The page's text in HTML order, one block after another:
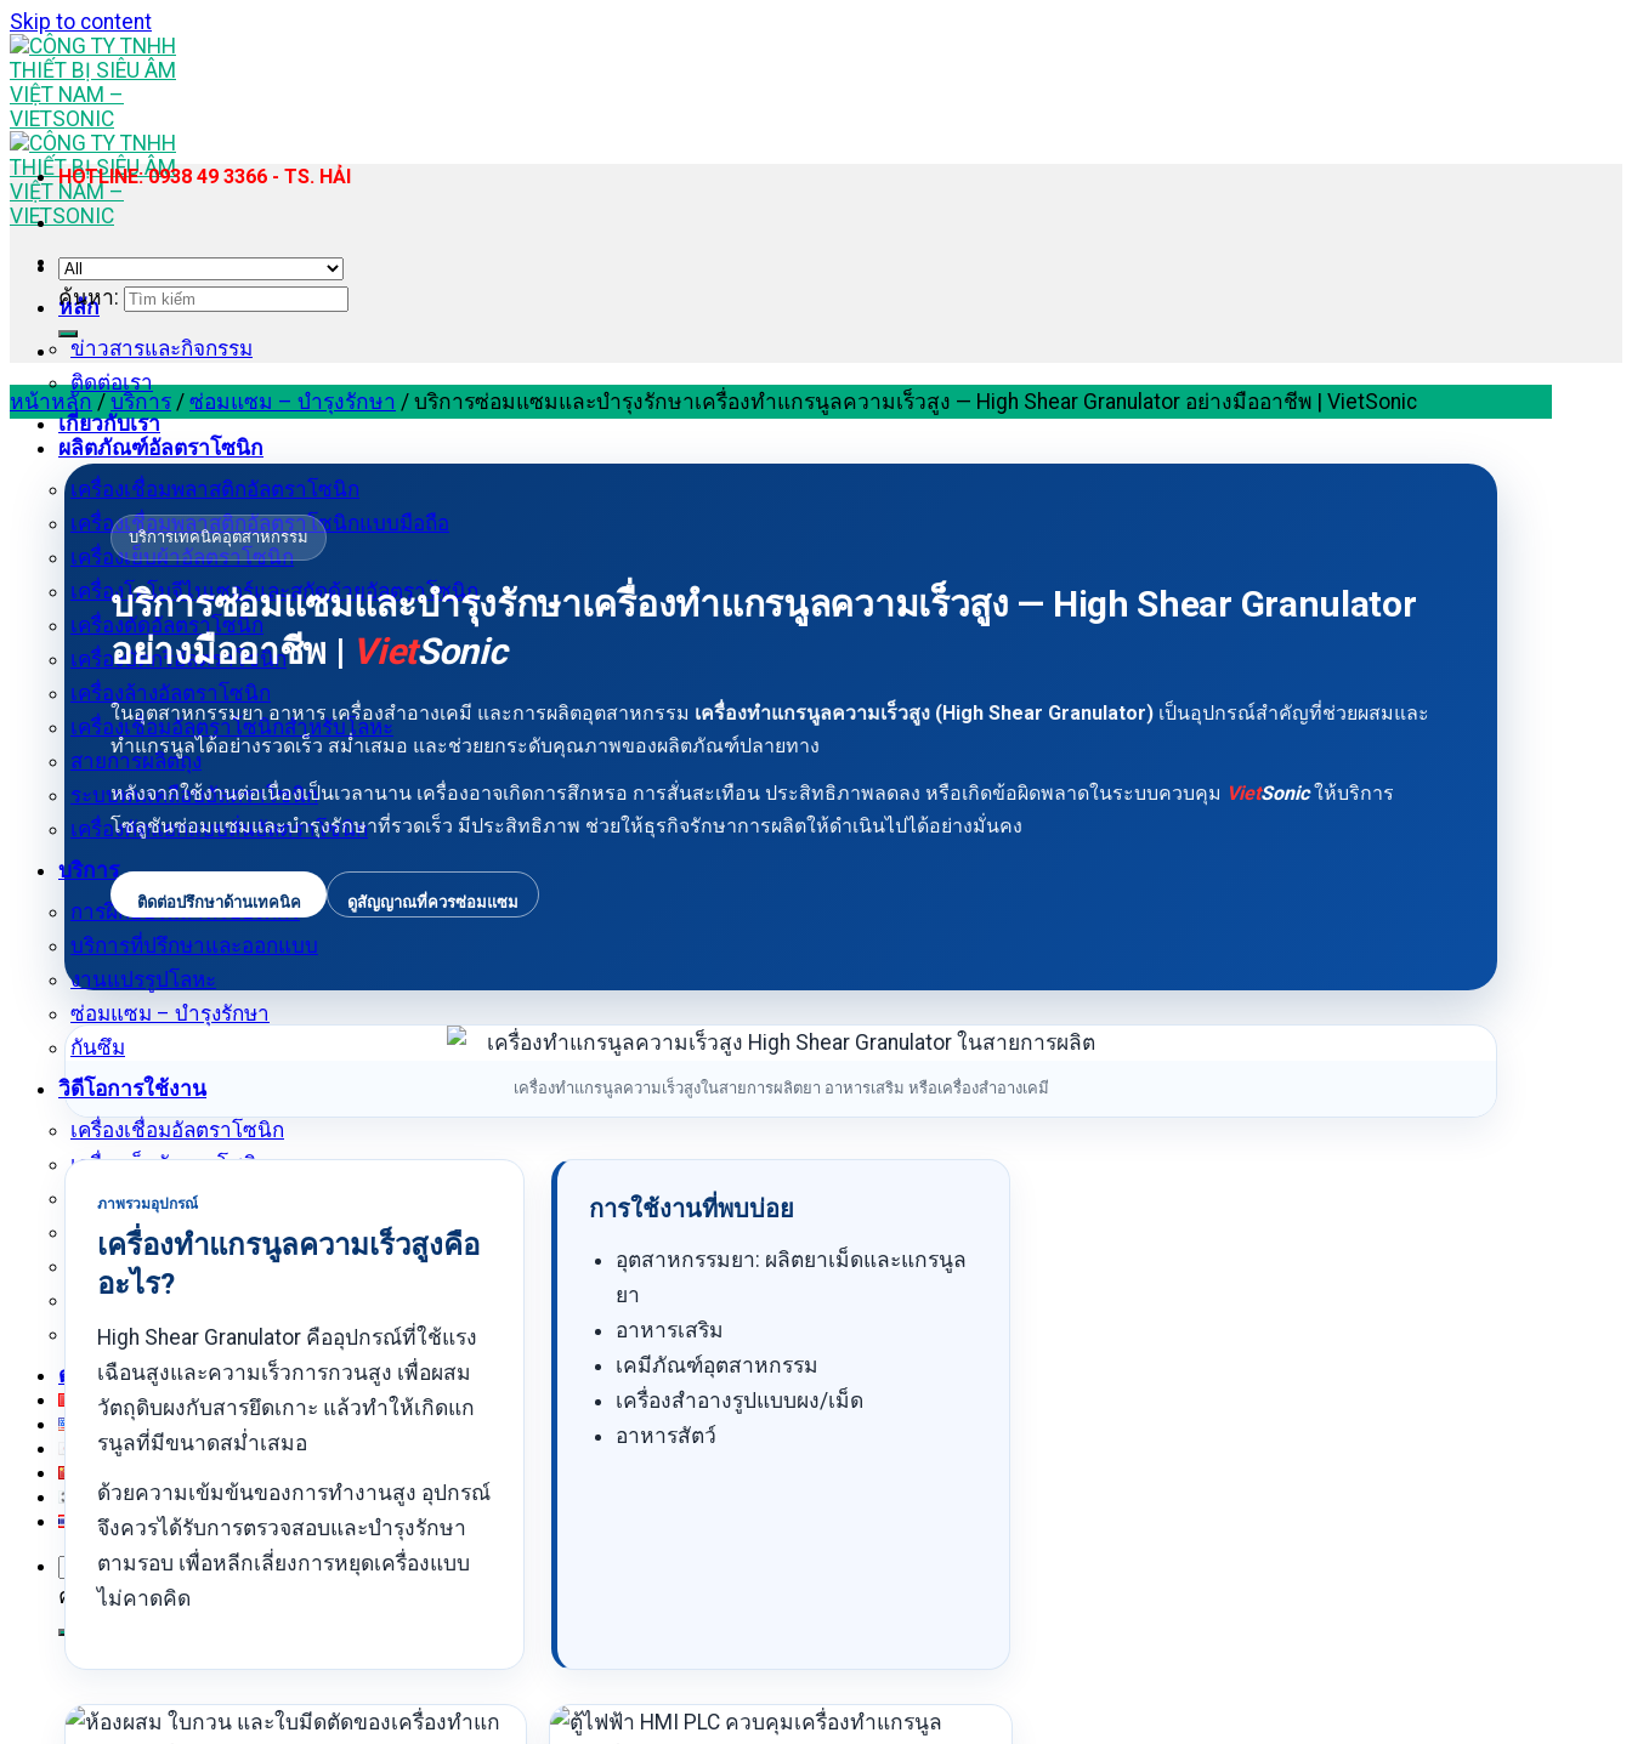
Skip to content
หลัก
ข่าวสารและกิจกรรม
ติดต่อเรา
เกี่ยวกับเรา
ผลิตภัณฑ์อัลตราโซนิก
เครื่องเชื่อมพลาสติกอัลตราโซนิก
เครื่องเชื่อมพลาสติกอัลตราโซนิกแบบมือถือ
เครื่องเย็บผ้าอัลตราโซนิก
เครื่องโฮโมจีไนเซอร์และสกัดด้วยอัลตราโซนิก
เครื่องตัดอัลตราโซนิก
เครื่องบัดกรีอัลตราโซนิก
เครื่องล้างอัลตราโซนิก
เครื่องเชื่อมอัลตราโซนิกสำหรับโลหะ
สายการผลิตถุง
ระบบพ่นเคลือบอัลตราโซนิก
เครื่องคัดแยกแบบสั่นอัลตราโซนิก
บริการ
การฝึกอบรมสำหรับองค์กร
บริการที่ปรึกษาและออกแบบ
งานแปรรูปโลหะ
ซ่อมแซม – บำรุงรักษา
กันซึม
วิดีโอการใช้งาน
เครื่องเชื่อมอัลตราโซนิก
เครื่องเย็บอัลตราโซนิก
เครื่องตัดอัลตราโซนิก
เครื่องเชื่อมอัลตราโซนิกแบบมือถือ
เครื่องบัดกรีตะกั่วอัลตราโซนิก
เครื่องกวนและสกัดด้วยอัลตราโซนิก
เครื่องผลิตถุงผ้า
ดาวน์โหลด
ค้นหา:
HOTLINE: 0938 49 3366 - TS. HẢI
ค้นหา:
หน้าหลัก / บริการ / ซ่อมแซม – บำรุงรักษา / บริการซ่อมแซมและบำรุงรักษาเครื่องทำแกรนูลความเร็วสูง — High Shear Granulator อย่างมืออาชีพ | VietSonic
บริการเทคนิคอุตสาหกรรม
บริการซ่อมแซมและบำรุงรักษาเครื่องทำแกรนูลความเร็วสูง — High Shear Granulator
อย่างมืออาชีพ | VietSonic
ในอุตสาหกรรมยา อาหาร เครื่องสำอางเคมี และการผลิตอุตสาหกรรม เครื่องทำแกรนูลความเร็วสูง (High Shear Granulator) เป็นอุปกรณ์สำคัญที่ช่วยผสมและ
ทำแกรนูลได้อย่างรวดเร็ว สม่ำเสมอ และช่วยยกระดับคุณภาพของผลิตภัณฑ์ปลายทาง
หลังจากใช้งานต่อเนื่องเป็นเวลานาน เครื่องอาจเกิดการสึกหรอ การสั่นสะเทือน ประสิทธิภาพลดลง หรือเกิดข้อผิดพลาดในระบบควบคุม VietSonicให้บริการ
โซลูชันซ่อมแซมและบำรุงรักษาที่รวดเร็ว มีประสิทธิภาพ ช่วยให้ธุรกิจรักษาการผลิตให้ดำเนินไปได้อย่างมั่นคง
ติดต่อปรึกษาด้านเทคนิค ดูสัญญาณที่ควรซ่อมแซม
เครื่องทำแกรนูลความเร็วสูงในสายการผลิตยา อาหารเสริม หรือเครื่องสำอางเคมี
ภาพรวมอุปกรณ์
เครื่องทำแกรนูลความเร็วสูงคือ
อะไร?
High Shear Granulator คืออุปกรณ์ที่ใช้แรง
เฉือนสูงและความเร็วการกวนสูง เพื่อผสม
วัตถุดิบผงกับสารยึดเกาะ แล้วทำให้เกิดแก
รนูลที่มีขนาดสม่ำเสมอ
ด้วยความเข้มข้นของการทำงานสูง อุปกรณ์
จึงควรได้รับการตรวจสอบและบำรุงรักษา
ตามรอบ เพื่อหลีกเลี่ยงการหยุดเครื่องแบบ
ไม่คาดคิด
การใช้งานที่พบบ่อย
อุตสาหกรรมยา: ผลิตยาเม็ดและแกรนูล
ยา
อาหารเสริม
เคมีภัณฑ์อุตสาหกรรม
เครื่องสำอางรูปแบบผง/เม็ด
อาหารสัตว์